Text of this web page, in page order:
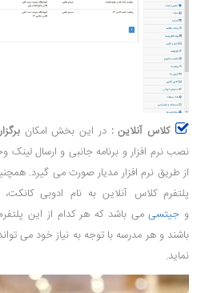
کلاس آنلاین : در این بخش امکان
نصب نرم افزار و برنامه جانبی و ارسال لینک
از طریق نرم افزار مدیار صورت می گیرد.
پلتفرم کلاس آنلاین به نام ادوبی
و جیتسیمی باشد که هر کدام از این
باشند و هر مدرسه با توجه به نیاز خود می
نماید.